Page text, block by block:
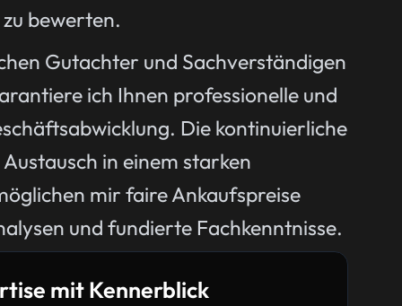
bewerten.
Gutachter und Sachverständigen
ich Ihnen professionelle und
Die kontinuierliche
in einem starken
mir faire Ankaufspreise
und fundierte Fachkenntnisse.
mit Kennerblick